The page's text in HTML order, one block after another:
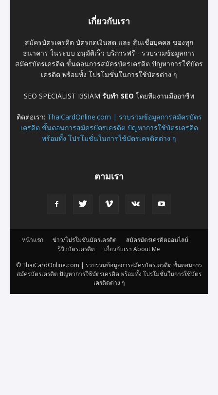
เกี่ยวกับเรา
สมัครบัตรเครดิต บัตรกดเงินสด และ สินเชื่อบุคคล ของทุก
ธนาคาร ในระบบ อนุมัติเร็ว บริการฟรี - รวบรวมข้อมูลการ
สมัครบัตรเครดิต ขั้นตอนการสมัครบัตรเครดิต ปัญหาการใช้บัตร
เครดิต พร้อมทั้ง โปรโมชั่นในการใช้บัตรต่าง ๆ
SEO SPECIALIST I3SIAM รับทำ SEO โดยทีมงานมืออาชีพ
ติดต่อเรา: ThaiCardOnline.com | รวบรวมข้อมูลการสมัครบัตร
เครดิต ขั้นตอนการสมัครบัตรเครดิต ปัญหาการใช้บัตรเครดิต
พร้อมทั้ง โปรโมชั่นในการใช้บัตรเครดิตต่าง ๆ
ตามเรา
หน้าแรก ข่าว/โปรโมชั่นบัตรเครดิต
สมัครบัตรเครดิตออนไลน์
รีวิวบัตรเครดิต
เกี่ยวกับเรา About Me
© ThaiCardOnline.com | รวบรวมข้อมูลการสมัครบัตรเครดิต ขั้นตอนการ
สมัครบัตรเครดิต ปัญหาการใช้บัตรเครดิต พร้อมทั้ง โปรโมชั่นในการใช้บัตร
เครดิตต่าง ๆ